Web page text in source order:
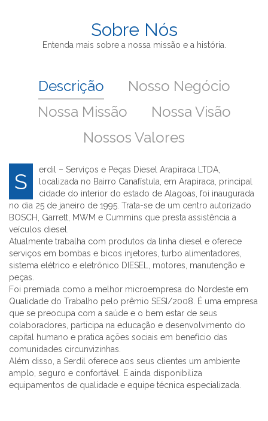
Sobre Nós
Entenda mais sobre a nossa missão e a história.
Descrição
Nosso Negócio
Nossa Missão
Nossa Visão
Nossos Valores
S
erdil – Serviços e Peças Diesel Arapiraca LTDA,
localizada no Bairro Canafístula, em Arapiraca, principal
cidade do interior do estado de Alagoas, foi inaugurada
no dia 25 de janeiro de 1995. Trata-se de um centro autorizado
BOSCH, Garrett, MWM e Cummins que presta assistência a
veículos diesel.
Atualmente trabalha com produtos da linha diesel e oferece
serviços em bombas e bicos injetores, turbo alimentadores,
sistema elétrico e eletrônico DIESEL, motores, manutenção e
peças.
Foi premiada como a melhor microempresa do Nordeste em
Qualidade do Trabalho pelo prêmio SESI/2008. É uma empresa
que se preocupa com a saúde e o bem estar de seus
colaboradores, participa na educação e desenvolvimento do
capital humano e pratica ações sociais em benefício das
comunidades circunvizinhas.
Além disso, a Serdil oferece aos seus clientes um ambiente
amplo, seguro e confortável. E ainda disponibiliza
equipamentos de qualidade e equipe técnica especializada.